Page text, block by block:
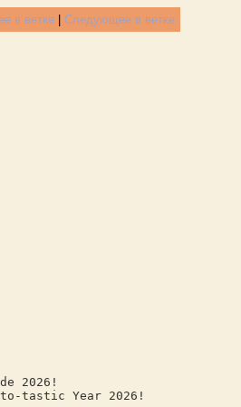
в ветке| Следующее в ветке
2026!
tastic Year 2026!